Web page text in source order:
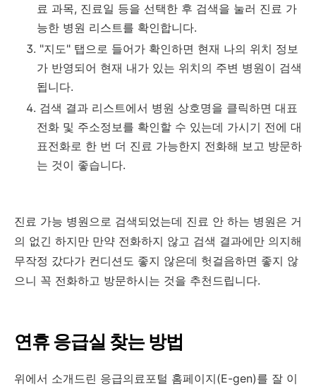
료 과목, 진료일 등을 선택한 후 검색을 눌러 진료 가
능한 병원 리스트를 확인합니다.
"지도" 탭으로 들어가 확인하면 현재 나의 위치 정보
가 반영되어 현재 내가 있는 위치의 주변 병원이 검색
됩니다.
검색 결과 리스트에서 병원 상호명을 클릭하면 대표
전화 및 주소정보를 확인할 수 있는데 가시기 전에 대
표전화로 한 번 더 진료 가능한지 전화해 보고 방문하
는 것이 좋습니다.
진료 가능 병원으로 검색되었는데 진료 안 하는 병원은 거
의 없긴 하지만 만약 전화하지 않고 검색 결과에만 의지해
무작정 갔다가 컨디션도 좋지 않은데 헛걸음하면 좋지 않
으니 꼭 전화하고 방문하시는 것을 추천드립니다.
연휴 응급실 찾는 방법
위에서 소개드린 응급의료포털 홈페이지(E-gen)를 잘 이